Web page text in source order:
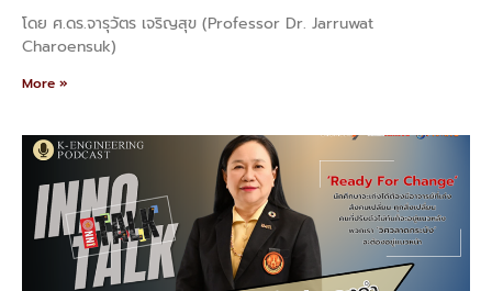
โดย ศ.ดร.จารุวัตร เจริญสุข (Professor Dr. Jarruwat
Charoensuk)
More »